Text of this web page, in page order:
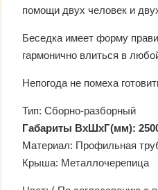
помощи двух человек и
Беседка имеет форму
гармонично влиться в
Непогода не помеха
Тип: Сборно-разборный
Габариты ВхШхГ(мм):
Материал: Профильная
Крыша: Металлочерепица